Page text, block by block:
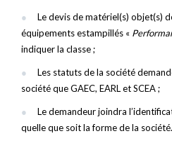
Le devis de matériel(s) objet(s)
équipements estampillés «
indiquer la classe ;
Les statuts de la société
société que GAEC, EARL et SCEA ;
Le demandeur joindra
quelle que soit la forme de la société.